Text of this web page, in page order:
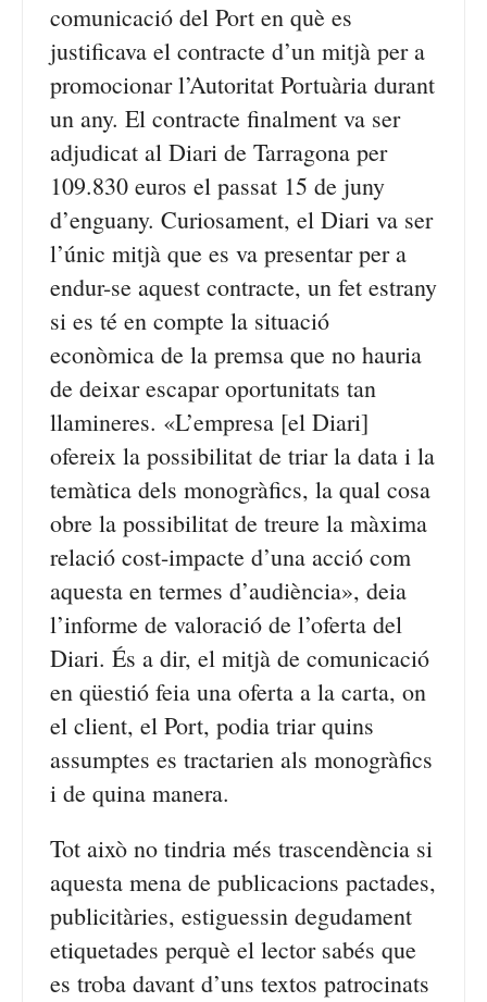
comunicació del Port en què es
justificava el contracte d’un mitjà per a
promocionar l’Autoritat Portuària durant
un any. El contracte finalment va ser
adjudicat al Diari de Tarragona per
109.830 euros el passat 15 de juny
d’enguany. Curiosament, el Diari va ser
l’únic mitjà que es va presentar per a
endur-se aquest contracte, un fet estrany
si es té en compte la situació
econòmica de la premsa que no hauria
de deixar escapar oportunitats tan
llamineres. «L’empresa [el Diari]
ofereix la possibilitat de triar la data i la
temàtica dels monogràfics, la qual cosa
obre la possibilitat de treure la màxima
relació cost-impacte d’una acció com
aquesta en termes d’audiència», deia
l’informe de valoració de l’oferta del
Diari. És a dir, el mitjà de comunicació
en qüestió feia una oferta a la carta, on
el client, el Port, podia triar quins
assumptes es tractarien als monogràfics
i de quina manera.
Tot això no tindria més trascendència si
aquesta mena de publicacions pactades,
publicitàries, estiguessin degudament
etiquetades perquè el lector sabés que
es troba davant d’uns textos patrocinats